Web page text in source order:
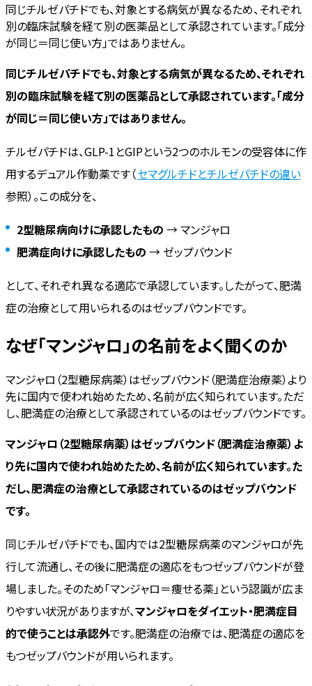
同じチルゼパチドでも、対象とする病気が異なるため、それぞれ
別の臨床試験を経て別の医薬品として承認されています。「成分
が同じ＝同じ使い方」ではありません。
同じチルゼパチドでも、対象とする病気が異なるため、それぞれ
別の臨床試験を経て別の医薬品として承認されています。「成分
が同じ＝同じ使い方」ではありません。
チルゼパチドは、GLP-1とGIPという2つのホルモンの受容体に作
用するデュアル作動薬です（セマグルチドとチルゼパチドの違い
参照）。この成分を、
2型糖尿病向けに承認したもの → マンジャロ
肥満症向けに承認したもの → ゼップバウンド
として、それぞれ異なる適応で承認しています。したがって、肥満
症の治療として用いられるのはゼップバウンドです。
なぜ「マンジャロ」の名前をよく聞くのか
マンジャロ（2型糖尿病薬）はゼップバウンド（肥満症治療薬）より
先に国内で使われ始めたため、名前が広く知られています。ただ
し、肥満症の治療として承認されているのはゼップバウンドです。
マンジャロ（2型糖尿病薬）はゼップバウンド（肥満症治療薬）よ
り先に国内で使われ始めたため、名前が広く知られています。た
だし、肥満症の治療として承認されているのはゼップバウンド
です。
同じチルゼパチドでも、国内では2型糖尿病薬のマンジャロが先
行して流通し、その後に肥満症の適応をもつゼップバウンドが登
場しました。そのため「マンジャロ＝痩せる薬」という認識が広ま
りやすい状況がありますが、マンジャロをダイエット・肥満症目
的で使うことは承認外です。肥満症の治療では、肥満症の適応を
もつゼップバウンドが用いられます。